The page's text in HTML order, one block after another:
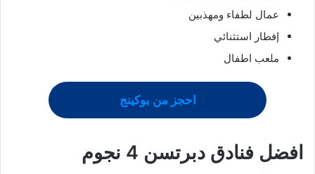
عمال لطفاء ومهذبين
إفطار استثنائي
ملعب اطفال
احجز من بوكينج
افضل فنادق دبرتسن